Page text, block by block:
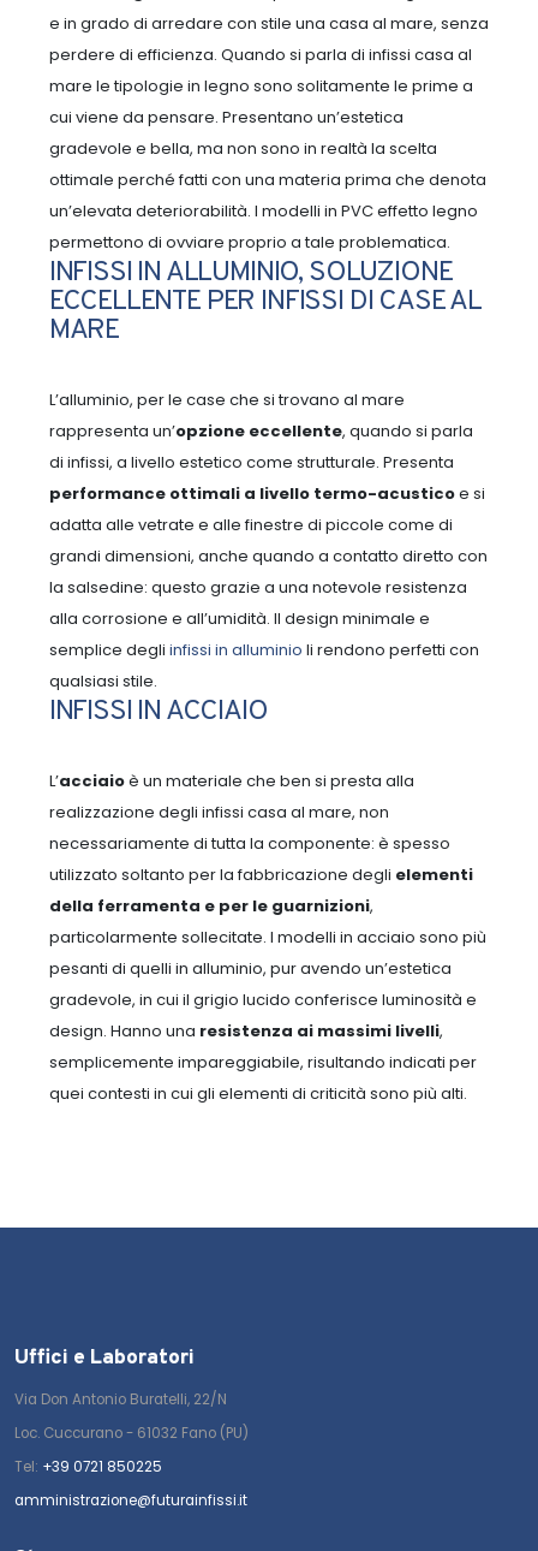
e in grado di arredare con stile una casa al mare, senza
perdere di efficienza. Quando si parla di infissi casa al
mare le tipologie in legno sono solitamente le prime a
cui viene da pensare. Presentano un’estetica
gradevole e bella, ma non sono in realtà la scelta
ottimale perché fatti con una materia prima che denota
un’elevata deteriorabilità. I modelli in PVC effetto legno
permettono di ovviare proprio a tale problematica.
INFISSI IN ALLUMINIO, SOLUZIONE
ECCELLENTE PER INFISSI DI CASE AL
MARE
L’alluminio, per le case che si trovano al mare
rappresenta un’opzione eccellente, quando si parla
di infissi, a livello estetico come strutturale. Presenta
performance ottimali a livello termo-acusticoe si
adatta alle vetrate e alle finestre di piccole come di
grandi dimensioni, anche quando a contatto diretto con
la salsedine: questo grazie a una notevole resistenza
alla corrosione e all’umidità. Il design minimale e
semplice degli infissi in alluminio li rendono perfetti con
qualsiasi stile.
INFISSI IN ACCIAIO
L’acciaioè un materiale che ben si presta alla
realizzazione degli infissi casa al mare, non
necessariamente di tutta la componente: è spesso
utilizzato soltanto per la fabbricazione degli elementi
della ferramenta e per le guarnizioni,
particolarmente sollecitate. I modelli in acciaio sono più
pesanti di quelli in alluminio, pur avendo un’estetica
gradevole, in cui il grigio lucido conferisce luminosità e
design. Hanno una resistenza ai massimi livelli,
semplicemente impareggiabile, risultando indicati per
quei contesti in cui gli elementi di criticità sono più alti.
Uffici e Laboratori
Via Don Antonio Buratelli, 22/N
Loc. Cuccurano - 61032 Fano (PU)
Tel: +39 0721 850225
amministrazione@futurainfissi.it